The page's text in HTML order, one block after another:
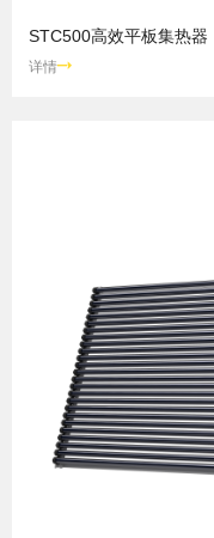
STC500高效平板集热器
详情